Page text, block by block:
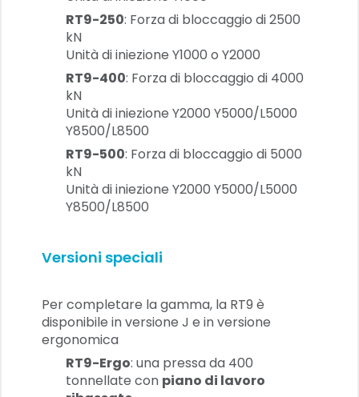
RT9-250: Forza di bloccaggio di 2500
kN
Unità di iniezione Y1000 o Y2000
RT9-400: Forza di bloccaggio di 4000
kN
Unità di iniezione Y2000 Y5000/L5000
Y8500/L8500
RT9-500: Forza di bloccaggio di 5000
kN
Unità di iniezione Y2000 Y5000/L5000
Y8500/L8500
Versioni speciali
Per completare la gamma, la RT9 è
disponibile in versione J e in versione
ergonomica
RT9-Ergo: una pressa da 400
tonnellate con piano di lavoro